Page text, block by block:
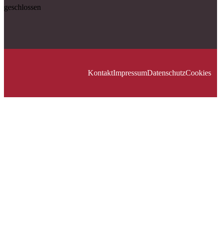
geschlossen
KontaktImpressumDatenschutzCookies